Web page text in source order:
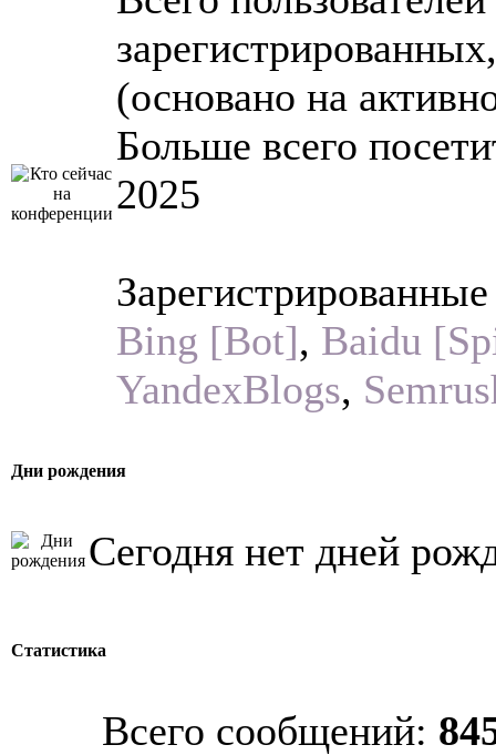
(основано на
Больше всего
2025
Bing [Bot], Baidu
YandexBlogs,
Дни рождения
Сегодня нет дней
Статистика
Всего сообщений: